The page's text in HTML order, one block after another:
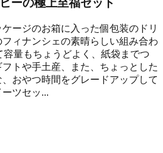
ーの極上至福セット
ージのお箱に入った個包装のドリ
ィナンシェの素晴らしい組み合わ
量もちょうどよく、紙袋までつ
トや手土産、また、ちょっとした
おやつ時間をグレードアップして
ツセッ...